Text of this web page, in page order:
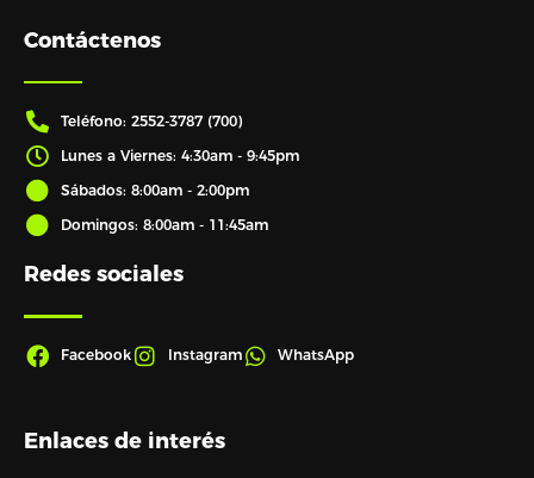
Contáctenos
Teléfono: 2552-3787 (700)
Lunes a Viernes: 4:30am - 9:45pm
Sábados: 8:00am - 2:00pm
Domingos: 8:00am - 11:45am
Redes sociales
Facebook Instagram WhatsApp
Enlaces de interés